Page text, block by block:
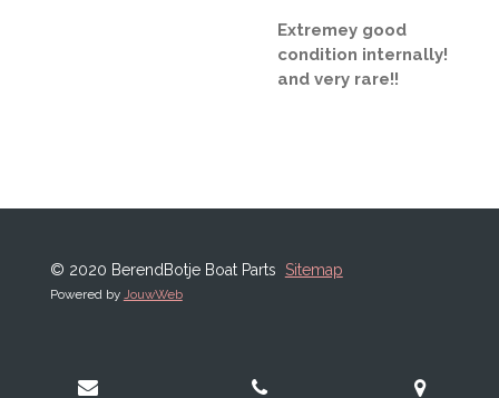
Extremey good
condition internally!
and very rare!!
© 2020 BerendBotje Boat Parts Sitemap
Powered by JouwWeb